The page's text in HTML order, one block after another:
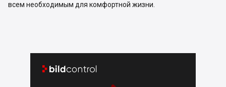
всем необходимым для комфортной жизни.
 